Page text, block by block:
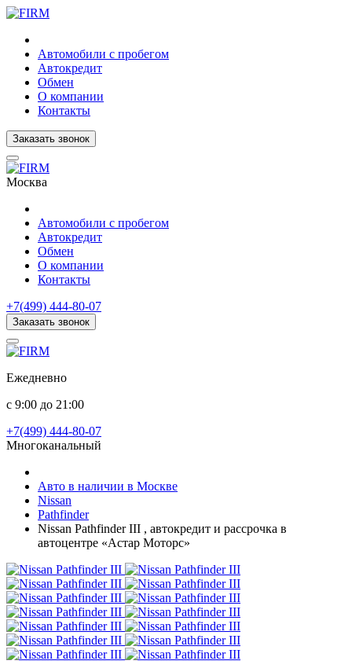
Автомобили с пробегом
Автокредит
Обмен
О компании
Контакты
Заказать звонок
Москва
Автомобили с пробегом
Автокредит
Обмен
О компании
Контакты
+7(499) 444-80-07
Заказать звонок
Ежедневно
с 9:00 до 21:00
+7(499) 444-80-07
Многоканальный
Авто в наличии в Москве
Nissan
Pathfinder
Nissan Pathfinder III , автокредит и рассрочка в
автоцентре «Астар Моторс»